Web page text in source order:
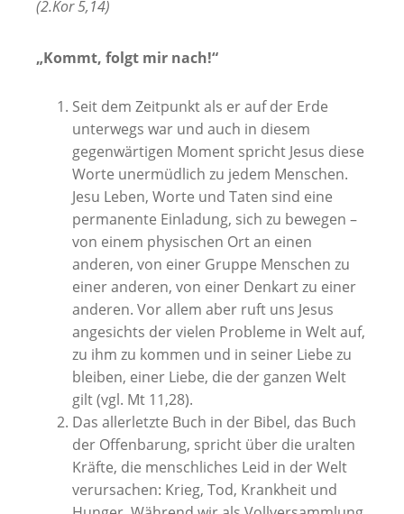
(2.Kor 5,14)
„Kommt, folgt mir nach!“
Seit dem Zeitpunkt als er auf der Erde
unterwegs war und auch in diesem
gegenwärtigen Moment spricht Jesus diese
Worte unermüdlich zu jedem Menschen.
Jesu Leben, Worte und Taten sind eine
permanente Einladung, sich zu bewegen –
von einem physischen Ort an einen
anderen, von einer Gruppe Menschen zu
einer anderen, von einer Denkart zu einer
anderen. Vor allem aber ruft uns Jesus
angesichts der vielen Probleme in Welt auf,
zu ihm zu kommen und in seiner Liebe zu
bleiben, einer Liebe, die der ganzen Welt
gilt (vgl. Mt 11,28).
Das allerletzte Buch in der Bibel, das Buch
der Offenbarung, spricht über die uralten
Kräfte, die menschliches Leid in der Welt
verursachen: Krieg, Tod, Krankheit und